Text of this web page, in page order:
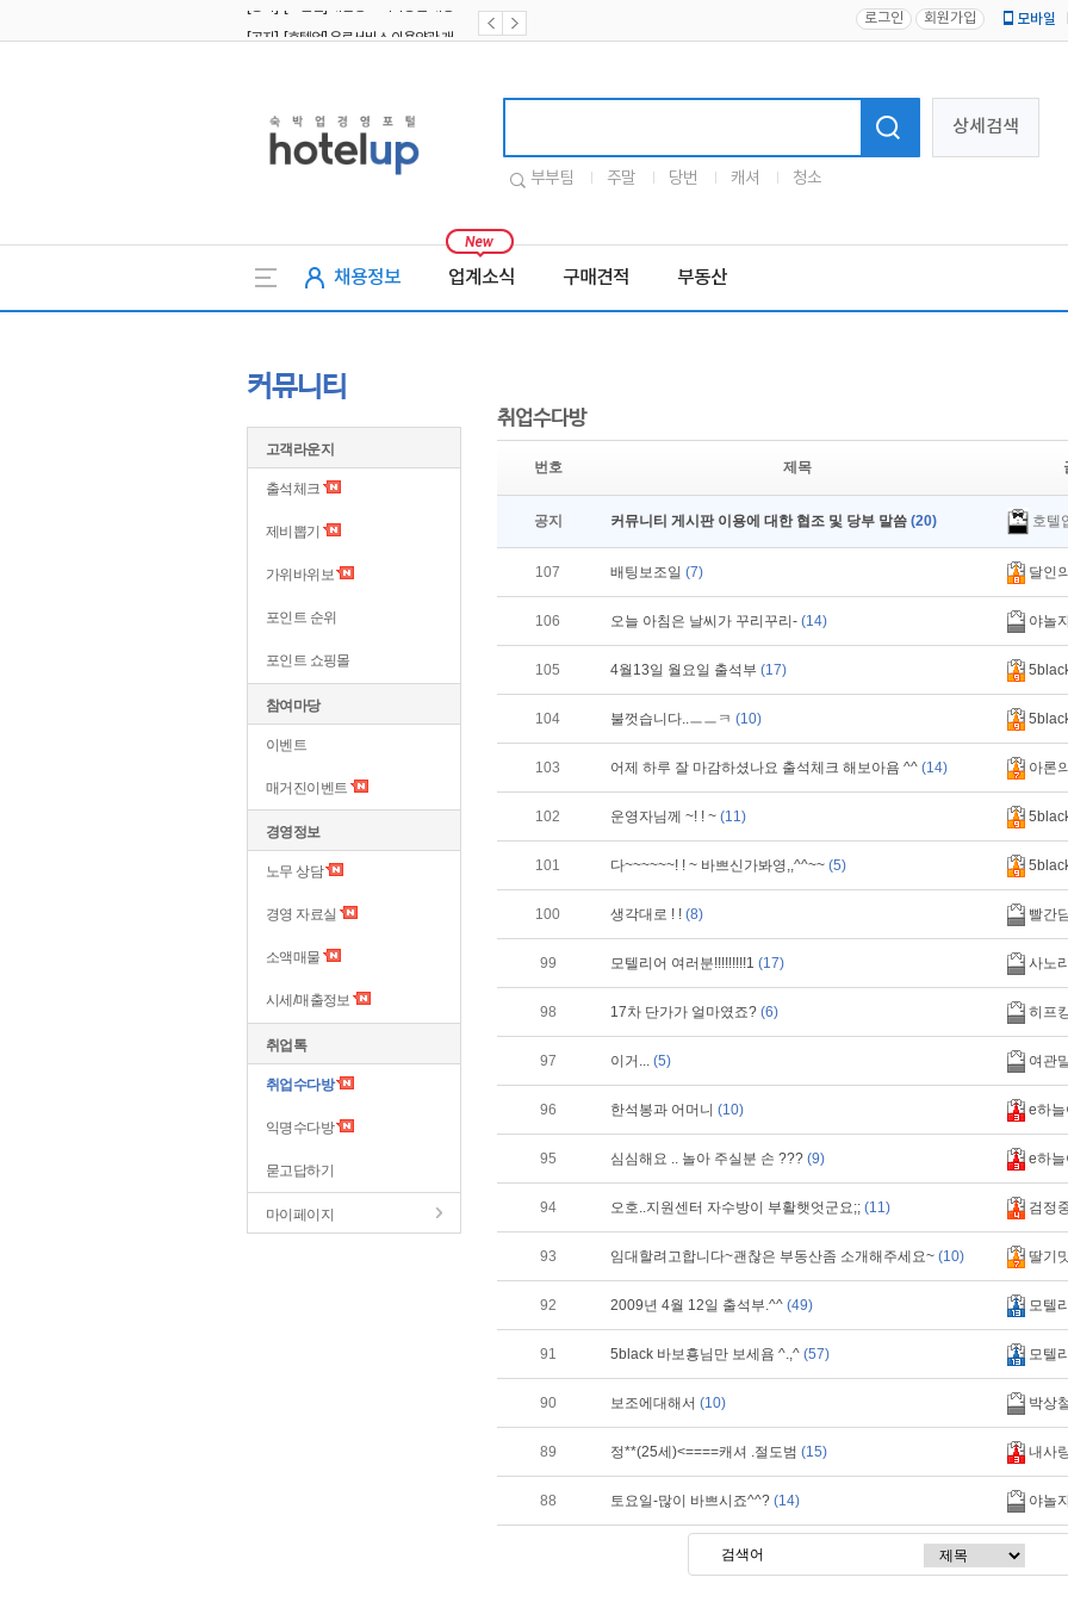
로그인 회원가입 모바일
상세검색
부부팀 주말 당번 캐셔 청소
채용정보 업계소식 구매견적 부동산
커뮤니티
고객라운지
출석체크
제비뽑기
가위바위보
포인트 순위
포인트 쇼핑몰
참여마당
이벤트
매거진이벤트
경영정보
노무 상담
경영 자료실
소액매물
시세/매출정보
취업톡
취업수다방
익명수다방
묻고답하기
마이페이지
취업수다방
번호 제목
공지 커뮤니티 게시판 이용에 대한 협조 및 당부 말씀 (20) 호텔
107 배팅보조일 (7) 달인
106 오늘 아침은 날씨가 꾸리꾸리- (14) 야놀
105 4월13일 월요일 출석부 (17)
104 불껏습니다..ㅡㅡㅋ (10)
103 어제 하루 잘 마감하셨나요 출석체크 해보아욤 ^^ (14) 아론
102 운영자님께 ~! ! ~ (11)
101 다~~~~~~! ! ~ 바쁘신가봐영,,^^~~ (5)
100 생각대로 ! ! (8) 빨간
99 모텔리어 여러분!!!!!!!!!1 (17) 사노
98 17차 단가가 얼마였죠? (6) 히프
97 이거... (5) 여관
96 한석봉과 어머니 (10) e하
95 심심해요 .. 놀아 주실분 손 ??? (9) e하
94 오호..지원센터 자수방이 부활햇엇군요;; (11) 검정
93 임대할려고합니다~괜찮은 부동산좀 소개해주세요~ (10) 딸기
92 2009년 4월 12일 출석부.^^ (49) 모텔
91 5black 바보횽님만 보세욤 ^.,^ (57) 모텔
90 보조에대해서 (10) 박상
89 정**(25세)<====캐셔 .절도범 (15) 내사
88 토요일-많이 바쁘시죠^^? (14) 야놀